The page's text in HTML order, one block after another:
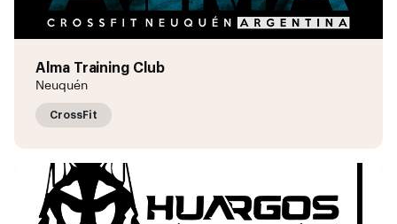
Alma Training Club
Neuquén
CrossFit